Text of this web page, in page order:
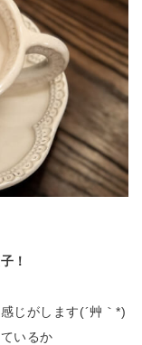
！
じがします(´艸｀*)
いるか